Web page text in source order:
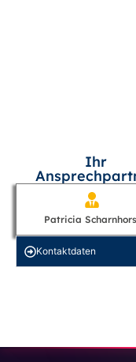
Ihr
Patricia
Kontakt­daten